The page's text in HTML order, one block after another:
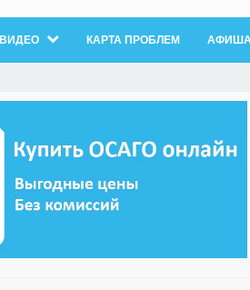
ВИДЕО КАРТА ПРОБЛЕМ